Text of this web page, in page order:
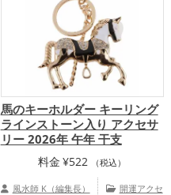
馬のキーホルダー キーリング
ラインストーン入り アクセサ
リー 2026年 午年 干支
料金 ¥522 （税込）
風水師 K（編集長）
開運アクセ